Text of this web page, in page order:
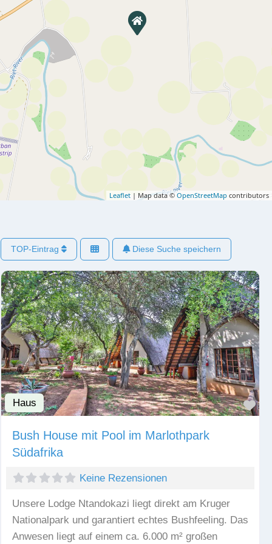
Leaflet | Map data ©OpenStreetMap contributors
TOP-Eintrag Diese Suche speichern
Haus
Bush House mit Pool im Marlothpark
Südafrika
Keine Rezensionen
Unsere Lodge Ntandokazi liegt direkt am Kruger
Nationalpark und garantiert echtes Bushfeeling. Das
Anwesen liegt auf einem ca. 6.000 m² großen